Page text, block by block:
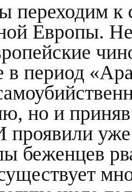
переходим к
Европы.
в период
но и
проявили
беженцев